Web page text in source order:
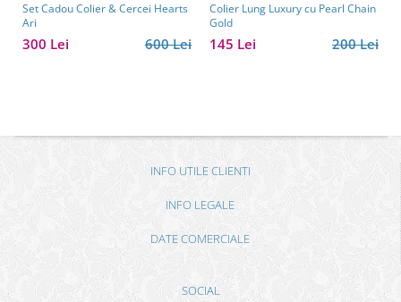
Set Cadou Colier & Cercei Hearts
Ari
600 Lei
300 Lei
Colier Lung Luxury cu Pearl Chain
Gold
200 Lei
145 Lei
INFO UTILE CLIENTI
INFO LEGALE
DATE COMERCIALE
SOCIAL